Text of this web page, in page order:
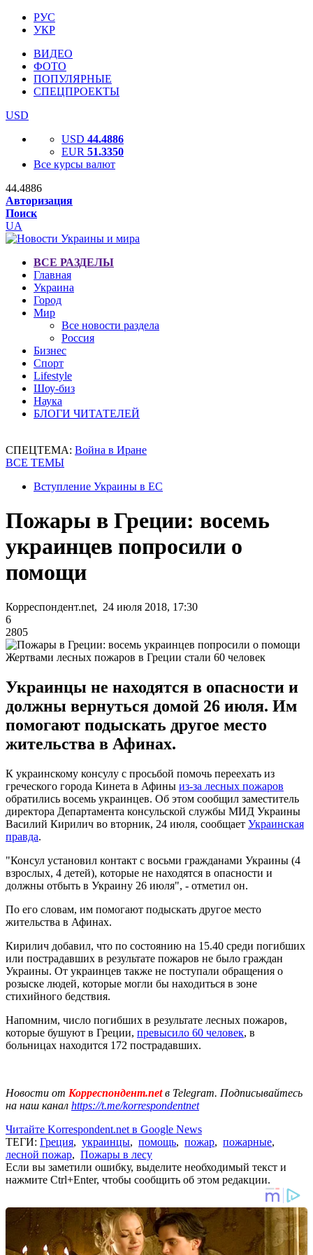
РУС
УКР
ВИДЕО
ФОТО
ПОПУЛЯРНЫЕ
СПЕЦПРОЕКТЫ
USD
USD 44.4886
EUR 51.3350
Все курсы валют
44.4886
Авторизация
Поиск
UA
ВСЕ РАЗДЕЛЫ
Главная
Украина
Город
Мир
Все новости раздела
Россия
Бизнес
Спорт
Lifestyle
Шоу-биз
Наука
БЛОГИ ЧИТАТЕЛЕЙ
СПЕЦТЕМА: Война в Иране
ВСЕ ТЕМЫ
Вступление Украины в ЕС
Пожары в Греции: восемь
украинцев попросили о
помощи
Корреспондент.net, 24 июля 2018, 17:30
6
2805
Жертвами лесных пожаров в Греции стали 60 человек
Украинцы не находятся в опасности и
должны вернуться домой 26 июля. Им
помогают подыскать другое место
жительства в Афинах.
К украинскому консулу с просьбой помочь переехать из
греческого города Кинета в Афины из-за лесных пожаров
обратились восемь украинцев. Об этом сообщил заместитель
директора Департамента консульской службы МИД Украины
Василий Кирилич во вторник, 24 июля, сообщает Украинская
правда.
"Консул установил контакт с восьми гражданами Украины (4
взрослых, 4 детей), которые не находятся в опасности и
должны отбыть в Украину 26 июля", - отметил он.
По его словам, им помогают подыскать другое место
жительства в Афинах.
Кирилич добавил, что по состоянию на 15.40 среди погибших
или пострадавших в результате пожаров не было граждан
Украины. От украинцев также не поступали обращения о
розыске людей, которые могли бы находиться в зоне
стихийного бедствия.
Напомним, число погибших в результате лесных пожаров,
которые бушуют в Греции, превысило 60 человек, в
больницах находится 172 пострадавших.
Новости от Корреспондент.netв Telegram. Подписывайтесь
на наш канал https://t.me/korrespondentnet
Читайте Korrespondent.net в Google News
ТЕГИ: Греция, украинцы, помощь, пожар, пожарные,
лесной пожар, Пожары в лесу
Если вы заметили ошибку, выделите необходимый текст и
нажмите Ctrl+Enter, чтобы сообщить об этом редакции.